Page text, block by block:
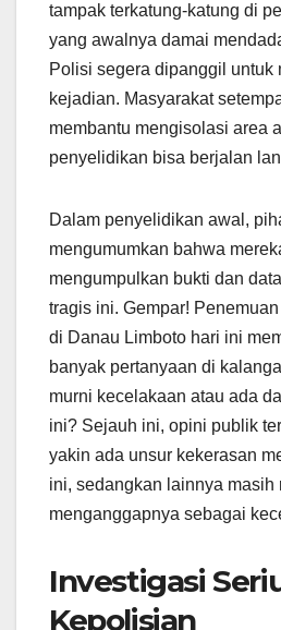
tampak terkatung-katung di
yang awalnya damai
Polisi segera dipanggil untuk
kejadian. Masyarakat
membantu mengisolasi area
penyelidikan bisa berjalan
Dalam penyelidikan awal,
mengumumkan bahwa
mengumpulkan bukti dan
tragis ini. Gempar!
di Danau Limboto hari ini
banyak pertanyaan di
murni kecelakaan atau ada
ini? Sejauh ini, opini publik
yakin ada unsur kekerasan
ini, sedangkan lainnya masih
menganggapnya sebagai
Investigasi
Kepolisian